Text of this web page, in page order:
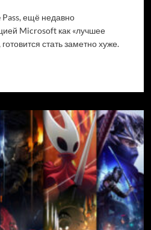
ещё недавно
Microsoft как «лучшее
стать заметно хуже.